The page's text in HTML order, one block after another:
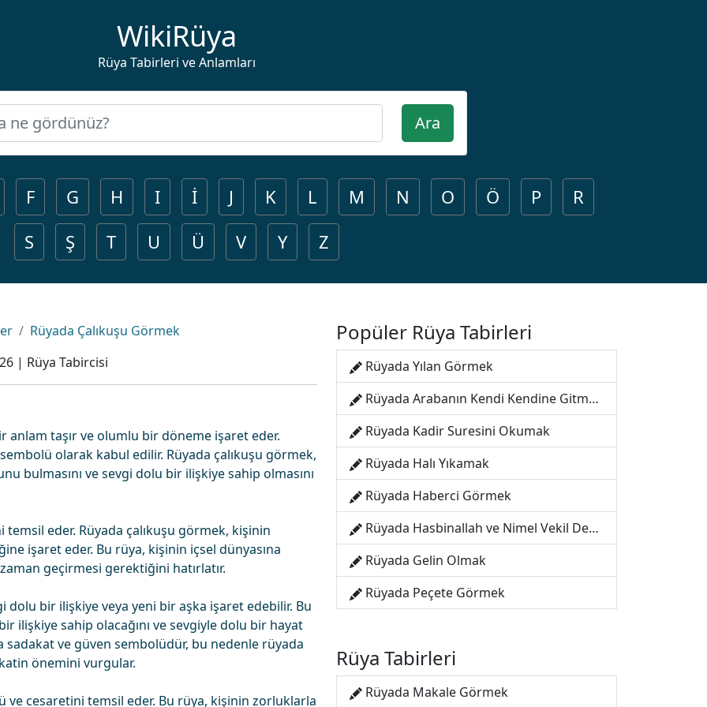
WikiRüya
Rüya Tabirleri ve Anlamları
Ara
F G H I İ J K L M N O Ö P
R
S
Ş T U Ü V Y Z
Rüyada Çalıkuşu Görmek
| Rüya Tabircisi
taşır ve olumlu bir döneme işaret eder.
olarak kabul edilir. Rüyada çalıkuşu görmek,
bulmasını ve sevgi dolu bir ilişkiye sahip olmasını
temsil eder. Rüyada çalıkuşu görmek, kişinin
işaret eder. Bu rüya, kişinin içsel dünyasına
geçirmesi gerektiğini hatırlatır.
dolu bir ilişkiye veya yeni bir aşka işaret edebilir. Bu
ilişkiye sahip olacağını ve sevgiyle dolu bir hayat
sadakat ve güven sembolüdür, bu nedenle rüyada
önemini vurgular.
ve cesaretini temsil eder. Bu rüya, kişinin zorluklarla
Popüler Rüya Tabirleri
Rüyada Yılan Görmek
Rüyada Arabanın Kendi Kendine Gitmesi
Rüyada Kadir Suresini Okumak
Rüyada Halı Yıkamak
Rüyada Haberci Görmek
Rüyada Hasbinallah ve Nimel Vekil Demek
Rüyada Gelin Olmak
Rüyada Peçete Görmek
Rüya Tabirleri
Rüyada Makale Görmek